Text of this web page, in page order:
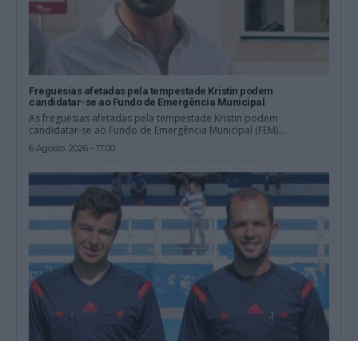
Freguesias afetadas pela tempestade Kristin podem
candidatar-se ao Fundo de Emergência Municipal
As freguesias afetadas pela tempestade Kristin podem
candidatar-se ao Fundo de Emergência Municipal (FEM)...
6 Agosto, 2026 - 17:00